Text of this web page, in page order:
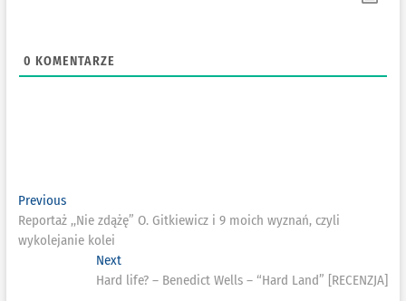
0 KOMENTARZE
Nawigacja
wpisu
PreviousPrevious
post:
Reportaż ,,Nie zdążę” O. Gitkiewicz i 9 moich wyznań, czyli
wykolejanie kolei
NextNext
post:
Hard life? – Benedict Wells – “Hard Land” [RECENZJA]